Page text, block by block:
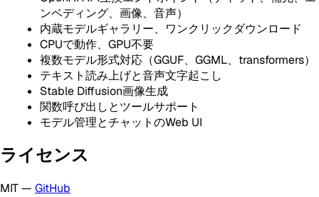
ンベディング、画像、音声）
内蔵モデルギャラリー、ワンクリックダウンロード
CPUで動作、GPU不要
複数モデル形式対応（GGUF、GGML、transformers）
テキスト読み上げと音声文字起こし
Stable Diffusion画像生成
関数呼び出しとツールサポート
モデル管理とチャットのWeb UI
ライセンス
MIT — GitHub